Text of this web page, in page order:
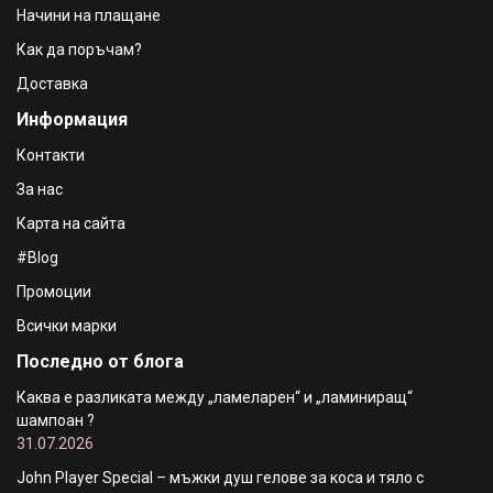
ръце с натурални масла и серамид , 100ml
€2.82 / 5.52 лв.
на Папая , 100ml
€2.82 / 5.52 лв.
Начини на плащане
Как да поръчам?
Доставка
Информация
Контакти
За нас
Карта на сайта
#Blog
Промоции
Всички марки
Последно от блога
Каква е разликата между „ламеларен“ и „ламиниращ“
шампоан ?
31.07.2026
John Player Special – мъжки душ гелове за коса и тяло с